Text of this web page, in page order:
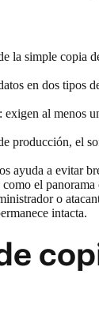
la simple copia
en dos tipos
al menos
producción, el
ayuda a evitar
el panorama
o
intacta.